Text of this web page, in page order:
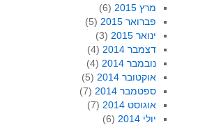
מרץ 2015
(6)
פברואר 2015
(5)
ינואר 2015
(3)
דצמבר 2014
(4)
נובמבר 2014
(4)
אוקטובר 2014
(5)
ספטמבר 2014
(7)
אוגוסט 2014
(7)
יולי 2014
(6)